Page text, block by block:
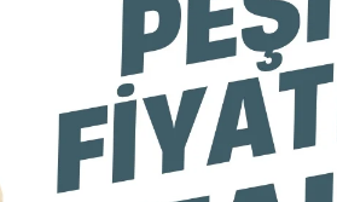
FIYATA GÖRE (AZALAN)
Ücretsiz Kargo